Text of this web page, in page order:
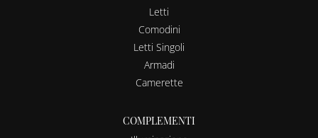
Letti
Comodini
Letti Singoli
Armadi
Camerette
COMPLEMENTI